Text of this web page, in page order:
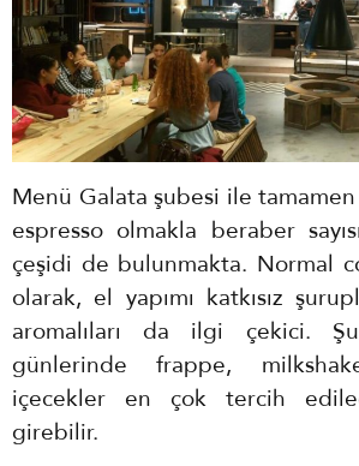
Menü Galata şubesi ile tamamen
espresso olmakla beraber
çeşidi de bulunmakta. Normal
olarak, el yapımı katkısız
aromalıları da ilgi çekici.
günlerinde frappe,
içecekler en çok tercih
girebilir.